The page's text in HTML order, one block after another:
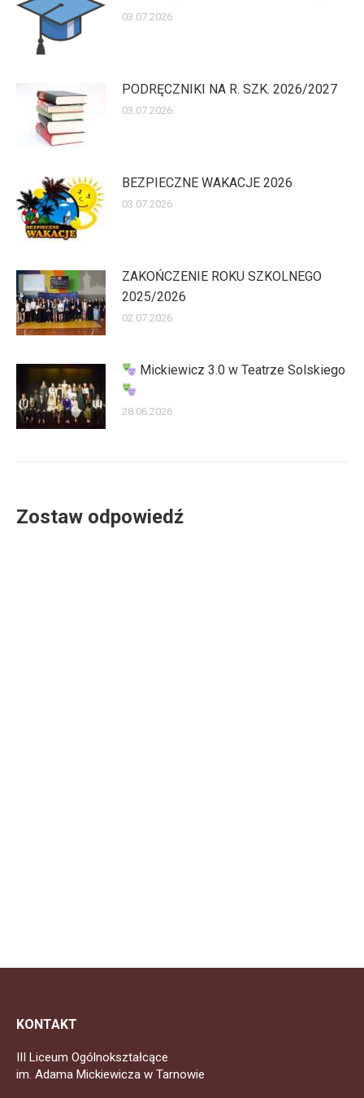
03.07.2026
PODRĘCZNIKI NA R. SZK. 2026/2027
03.07.2026
BEZPIECZNE WAKACJE 2026
03.07.2026
ZAKOŃCZENIE ROKU SZKOLNEGO
2025/2026
02.07.2026
Mickiewicz 3.0 w Teatrze Solskiego
28.06.2026
Zostaw odpowiedź
KONTAKT
III Liceum Ogólnokształcące
im. Adama Mickiewicza w Tarnowie